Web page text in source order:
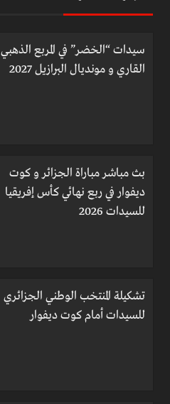
سيدات “الخضر” في المربع الذهبي
القاري و مونديال البرازيل 2027
بث مباشر مباراة الجزائر و كوت
ديفوار في ربع نهائي كأس إفريقيا
للسيدات 2026
تشكيلة المنتخب الوطني الجزائري
للسيدات أمام كوت ديفوار